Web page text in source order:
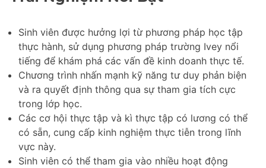
Sinh viên được hưởng lợi từ phương pháp học tập
thực hành, sử dụng phương pháp trường Ivey nổi
tiếng để khám phá các vấn đề kinh doanh thực tế.
Chương trình nhấn mạnh kỹ năng tư duy phản biện
và ra quyết định thông qua sự tham gia tích cực
trong lớp học.
Các cơ hội thực tập và kì thực tập có lương có thể
có sẵn, cung cấp kinh nghiệm thực tiễn trong lĩnh
vực này.
Sinh viên có thể tham gia vào nhiều hoạt động